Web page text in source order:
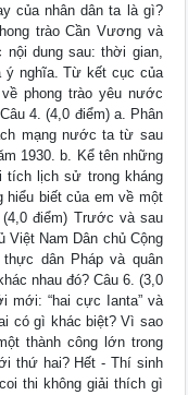
của nhân dân ta là gì?
trào Cần Vương và
nội dung sau: thời gian,
ý nghĩa. Từ kết cục của
phong trào yêu nước
4. (4,0 điểm) a. Phân
mạng nước ta từ sau
1930. b. Kể tên những
tích lịch sử trong kháng
hiểu biết của em về một
điểm) Trước và sau
Việt Nam Dân chủ Cộng
dân Pháp và quân
nhau đó? Câu 6. (3,0
mới: “hai cực Ianta” và
có gì khác biệt? Vì sao
thành công lớn trong
thứ hai? Hết - Thí sinh
thi không giải thích gì